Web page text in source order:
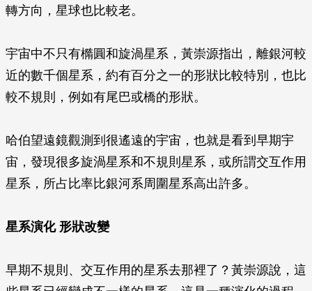
轉方向，星球也比較老。
宇宙中不只有橢圓和旋渦星系，黃崇源指出，離銀河較
近的數千個星系，約有百分之一的形狀比較特別，也比
較不規則，例如有尾巴或橋的形狀。
哈伯望遠鏡觀測到很遙遠的宇宙，也就是看到早期宇
宙，發現很多旋渦星系和不規則星系，或所謂交互作用
星系，所占比率比銀河系周圍星系高出許多。
星系演化 形狀改變
早期不規則、交互作用的星系去那裡了？黃崇源說，這